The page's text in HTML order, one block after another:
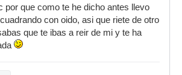
por que como te he dicho antes llevo
con oido, asi que riete de otro
que te ibas a reir de mi y te ha